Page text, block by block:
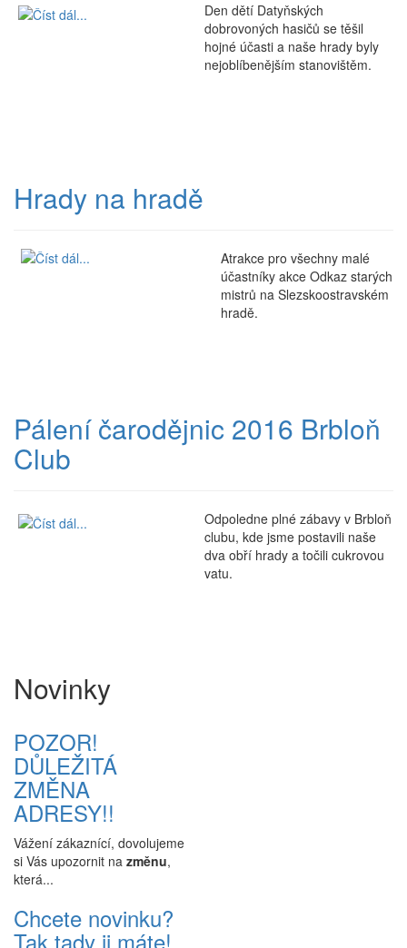
Den dětí Datyňských
dobrovoných hasičů se těšil
hojné účasti a naše hrady byly
nejoblíbenějším stanovištěm.
Hrady na hradě
Atrakce pro všechny malé
účastníky akce Odkaz starých
mistrů na Slezskoostravském
hradě.
Pálení čarodějnic 2016 Brbloň
Club
Odpoledne plné zábavy v Brbloň
clubu, kde jsme postavili naše
dva obří hrady a točili cukrovou
vatu.
Novinky
POZOR!
DŮLEŽITÁ
ZMĚNA
ADRESY!!
Vážení zákaznící, dovolujeme
si Vás upozornit na změnu,
která...
Chcete novinku?
Tak tady ji máte!